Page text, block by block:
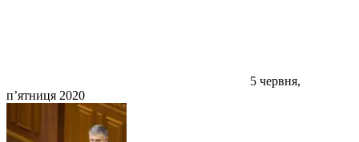
5 червня,
п’ятниця 2020